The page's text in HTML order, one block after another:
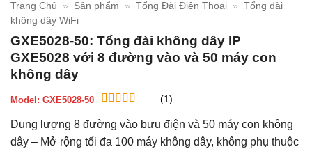
Trang Chủ » Sản phẩm » Tổng Đài Điện Thoại »
Tổng đài
không dây WiFi
GXE5028-50: Tổng đài không dây IP
GXE5028 với 8 đường vào và 50 máy con
không dây
Model: GXE5028-50
trênđánh
giá
(1)
Dung lượng 8 đường vào bưu điện và 50 máy con không
dây – Mở rộng tối đa 100 máy không dây, không phụ thuộc